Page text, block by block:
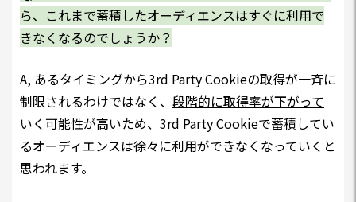
ら、これまで蓄積したオーディエンスはすぐに利用で
きなくなるのでしょうか？
A, あるタイミングから3rd Party Cookieの取得が一斉に
制限されるわけではなく、 段階的に取得率が下がって
いく 可能性が高いため、3rd Party Cookieで蓄積してい
るオーディエンスは徐々に利用ができなくなっていくと
思われます。